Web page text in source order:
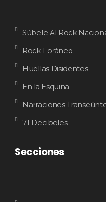
Súbele Al Rock
Rock Foráneo
Huellas Disidentes
En la Esquina
Narraciones
71 Decibeles
Secciones